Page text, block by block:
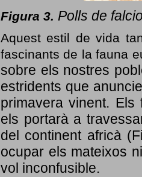
Figura 3. Polls de
Aquest estil de vida
fascinants de la fauna
sobre els nostres
estridents que
primavera vinent. Els
els portarà a
del continent africà
ocupar els mateixos
vol inconfusible.